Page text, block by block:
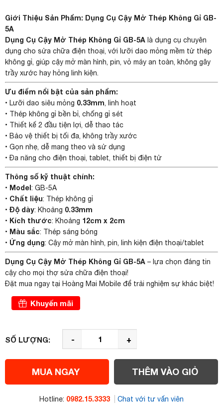
Giới Thiệu Sản Phẩm: Dụng Cụ Cậy Mở Thép Không Gỉ GB-
5A
Dụng Cụ Cậy Mở Thép Không Gỉ GB-5A là dụng cụ chuyên
dụng cho sửa chữa điện thoại, với lưỡi dao mỏng mềm từ thép
không gỉ, giúp cậy mở màn hình, pin, vỏ máy an toàn, không gây
trầy xước hay hỏng linh kiện.
Ưu điểm nổi bật của sản phẩm:
• Lưỡi dao siêu mỏng 0.33mm, linh hoạt
• Thép không gỉ bền bỉ, chống gỉ sét
• Thiết kế 2 đầu tiện lợi, dễ thao tác
• Bảo vệ thiết bị tối đa, không trầy xước
• Gọn nhẹ, dễ mang theo và sử dụng
• Đa năng cho điện thoại, tablet, thiết bị điện tử
Thông số kỹ thuật chính:
• Model: GB-5A
• Chất liệu: Thép không gỉ
• Độ dày: Khoảng 0.33mm
• Kích thước: Khoảng 12cm x 2cm
• Màu sắc: Thép sáng bóng
• Ứng dụng: Cậy mở màn hình, pin, linh kiện điện thoại/tablet
Dụng Cụ Cậy Mở Thép Không Gỉ GB-5A – lựa chọn đáng tin
cậy cho mọi thợ sửa chữa điện thoại!
Đặt mua ngay tại Hoàng Mai Mobile để trải nghiệm sự khác biệt!
Khuyến mãi
SỐ LƯỢNG: - +
MUA NGAY THÊM VÀO GIỎ
Hotline: 0982.15.3333 Chat với tư vấn viên